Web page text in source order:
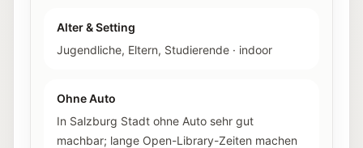
Alter & Setting
Jugendliche, Eltern, Studierende · indoor
Ohne Auto
In Salzburg Stadt ohne Auto sehr gut
machbar; lange Open-Library-Zeiten machen